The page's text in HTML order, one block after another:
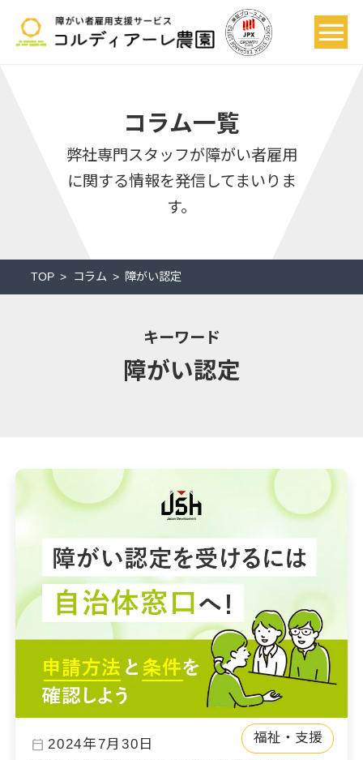
コラム一覧
弊社専門スタッフが障がい者雇用
に関する情報を発信してまいりま
す。
TOP コラム 障がい認定
キーワード
障がい認定
calendar_today 2024年7月30日 福祉・支援